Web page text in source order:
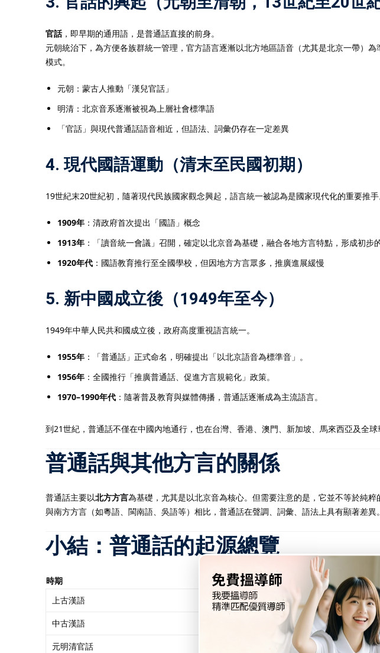
官話，即早期的通用語，是普通話直接的前身。
元朝統治下，為方便各族群統一管理，官方語言逐漸以北方地區語音（尤其是北京一帶）
模式。
元朝：蒙古人推動「漢兒官話」
明清：北京音系逐漸被視為上層社會標準語
「官話」與現代普通話語音相近，但語法、詞彙仍存在一定差異
4. 現代國語運動（清末至民國初期）
19世紀末20世紀初，隨著現代民族國家觀念興起，語言統一被認為是國家現代化的重要推手
1909年 ：清政府首次提出「國語」概念
1913年 ：「讀音統一會議」召開，確定以北京音為基礎，融合各地方言特點，形成初步
1920年代 ：國語教育推行至全國學校，但因地方方言眾多，推廣進展緩慢
5. 新中國成立後（1949年至今）
1949年中華人民共和國成立後，政府高度重視語言統一。
1955年 ：「普通話」正式命名，明確提出「以北京語音為標準音」。
1956年 ：全國推行「推廣普通話、促進方言規範化」政策。
1970–1990年代 ：隨著普及教育與媒體傳播，普通話逐漸成為主流語言。
到21世紀，普通話不僅在中國內地通行，也在台灣、香港、澳門、新加坡、馬來西亞及全球
普通話與其他方言的關係
普通話主要以北方方言為基礎，尤其是以北京音為核心。但需要注意的是，它並不等於純
與南方方言（如粵語、閩南語、吳語等）相比，普通話在聲調、詞彙、語法上具有顯著差異。
小結：普通話的起源總覽
時期 語言演變特徵
上古漢語
早期漢語語音和詞彙奠定基礎
中古漢語 切韻體系，規範詩歌押韻
元明清官話 以北京音為主的通用語系統形成